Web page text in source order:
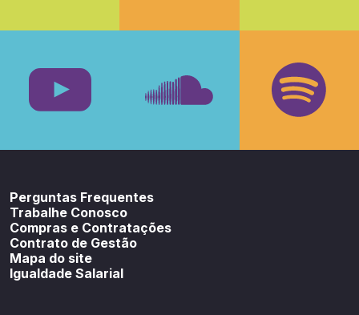
Facebook
Perguntas Frequentes
Trabalhe Conosco
Compras e Contratações
Contrato de Gestão
Mapa do site
Igualdade Salarial